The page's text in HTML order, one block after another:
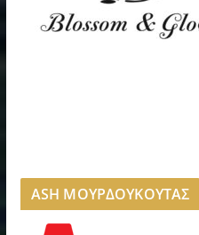
ASH ΜΟΥΡΔΟΥΚΟΥΤΑΣ